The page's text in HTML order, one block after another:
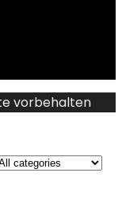
vorbehalten